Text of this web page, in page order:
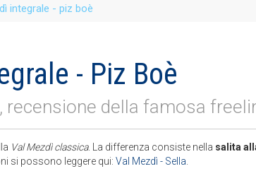
integrale - piz boè
- Piz Boè
recensione della famosa
Val Mezdì classica. La differenza consiste nella salita
si possono leggere qui: Val Mezdì - Sella